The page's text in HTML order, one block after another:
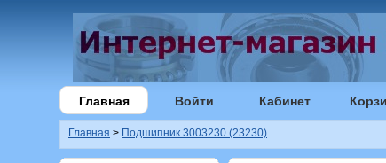
Главная Войти Кабинет
Главная > Подшипник 3003230 (23230)